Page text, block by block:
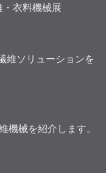
衣料機械展
維ソリューションを
機械を紹介します。